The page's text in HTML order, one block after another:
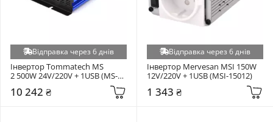
Відправка через 6 днів
Інвертор Tommatech MS
2 500W 24V/220V + 1USB (MS-
10 242 ₴
Відправка через 6 днів
Інвертор Mervesan MSI 150W
12V/220V + 1USB (MSI-15012)
1 343 ₴